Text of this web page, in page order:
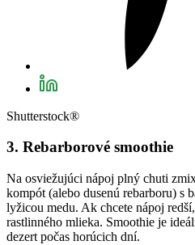
Shutterstock®
3. Rebarborové smoothie
Na osviežujúci nápoj plný chuti
kompót (alebo dusenú rebarboru) s
lyžicou medu. Ak chcete nápoj
rastlinného mlieka. Smoothie je
dezert počas horúcich dní.